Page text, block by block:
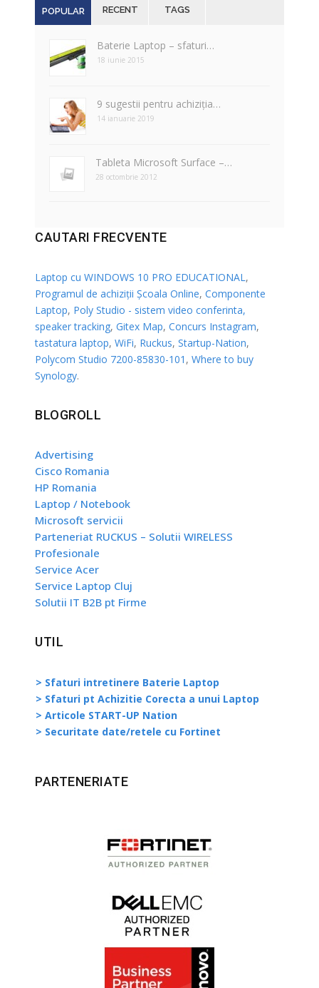
POPULAR RECENT TAGS
Baterie Laptop – sfaturi…
18 iunie 2015
9 sugestii pentru achiziția…
14 ianuarie 2019
Tableta Microsoft Surface –…
28 octombrie 2012
CAUTARI FRECVENTE
Laptop cu WINDOWS 10 PRO EDUCATIONAL,
Programul de achiziții Școala Online, Componente
Laptop, Poly Studio - sistem video conferinta,
speaker tracking, Gitex Map, Concurs Instagram,
tastatura laptop, WiFi, Ruckus, Startup-Nation,
Polycom Studio 7200-85830-101 , Where to buy
Synology.
BLOGROLL
Advertising
Cisco Romania
HP Romania
Laptop / Notebook
Microsoft servicii
Parteneriat RUCKUS – Solutii WIRELESS
Profesionale
Service Acer
Service Laptop Cluj
Solutii IT B2B pt Firme
UTIL
> Sfaturi intretinere Baterie Laptop
> Sfaturi pt Achizitie Corecta a unui Laptop
> Articole START-UP Nation
> Securitate date/retele cu Fortinet
PARTENERIATE